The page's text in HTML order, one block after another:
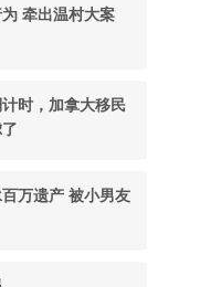
牵出温村大案
时，加拿大移民
万遗产 被小男友